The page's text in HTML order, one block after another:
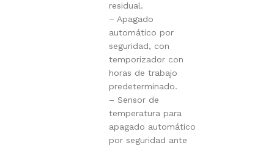
residual.
– Apagado
automático por
seguridad, con
temporizador con
horas de trabajo
predeterminado.
– Sensor de
temperatura para
apagado automático
por seguridad ante